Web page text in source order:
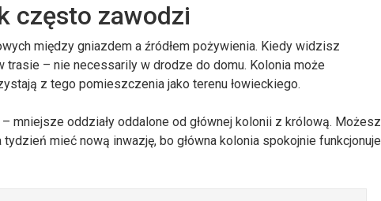
często zawodzi
między gniazdem a źródłem pożywienia. Kiedy widzisz
– nie necessarily w drodze do domu. Kolonia może
z tego pomieszczenia jako terenu łowieckiego.
– mniejsze oddziały oddalone od głównej kolonii z królową. Możesz
mieć nową inwazję, bo główna kolonia spokojnie funkcjonuje